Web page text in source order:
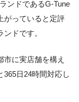
ンドであるG-Tune
がっていると定評
ドです。
に実店舗を構え
日24時間対応し